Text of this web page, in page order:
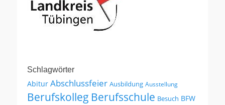
Schlagwörter
Abitur Abschlussfeier Ausbildung Ausstellung
Berufskolleg Berufsschule Besuch BFW